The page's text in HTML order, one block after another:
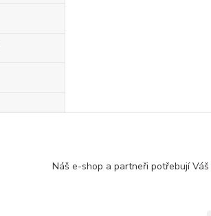
Náš e-shop a partneři potřebují Váš